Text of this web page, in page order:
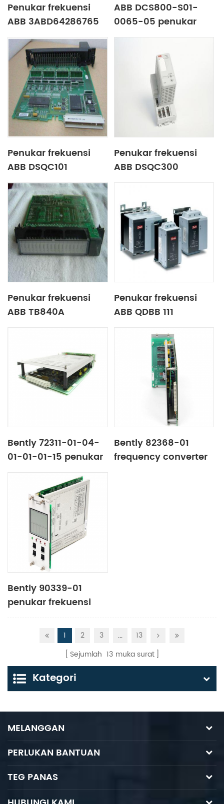
Penukar frekuensi
ABB 3ABD64286765
ABB DCS800-S01-
0065-05 penukar
frekuensi
Penukar frekuensi
ABB DSQC101
Penukar frekuensi
ABB DSQC300
Penukar frekuensi
ABB TB840A
Penukar frekuensi
ABB QDBB 111
Bently 72311-01-04-
01​-01-01-15 penukar
Bently 82368-01
frequency converter
Bently 90339-01
penukar frekuensi
1 2 3 ...
13
Sejumlah 13 muka surat
Kategori
MELANGGAN
PERLUKAN BANTUAN
TEG PANAS